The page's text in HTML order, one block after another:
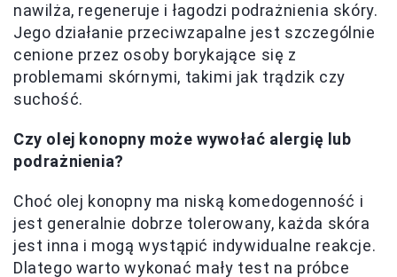
nawilża, regeneruje i łagodzi podrażnienia skóry.
Jego działanie przeciwzapalne jest szczególnie
cenione przez osoby borykające się z
problemami skórnymi, takimi jak trądzik czy
suchość.
Czy olej konopny może wywołać alergię lub
podrażnienia?
Choć olej konopny ma niską komedogenność i
jest generalnie dobrze tolerowany, każda skóra
jest inna i mogą wystąpić indywidualne reakcje.
Dlatego warto wykonać mały test na próbce